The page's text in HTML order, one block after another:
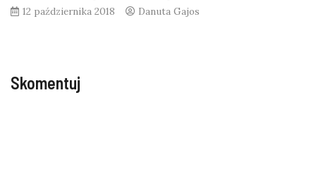
12 października 2018 Danuta Gajos
Skomentuj